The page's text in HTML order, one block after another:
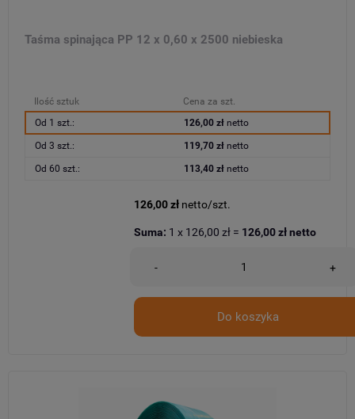
Taśma spinająca PP 12 x 0,60 x 2500 niebieska
Ilość sztuk
Cena za szt.
Od 1 szt.:
126,00 złnetto
Od 3 szt.: 119,70 złnetto
Od 60 szt.: 113,40 złnetto
126,00 zł netto/szt.
- +
Do koszyka
Suma: 1 x 126,00 zł = 126,00 złnetto